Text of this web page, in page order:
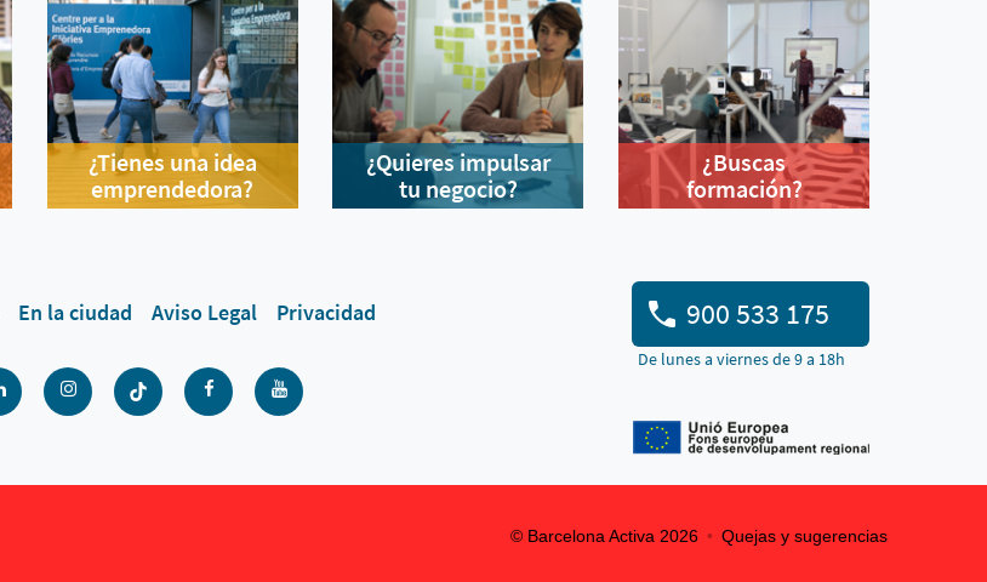
¿Tienes una idea
emprendedora?
¿Quieres impulsar
tu negocio?
¿Buscas
formación?
En la ciudad Aviso Legal Privacidad 900 533 175
De lunes a viernes de 9 a 18h
© Barcelona Activa 2026 Quejas y sugerencias